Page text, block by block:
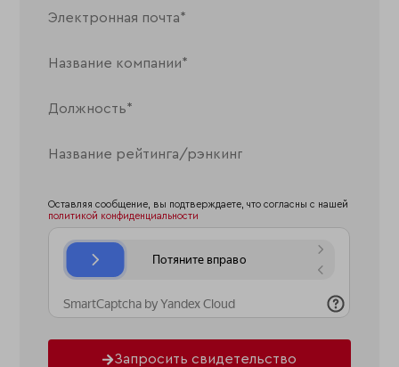
Оставляя сообщение, вы подтверждаете, что согласны с нашей
политикой конфиденциальности
Запросить свидетельство